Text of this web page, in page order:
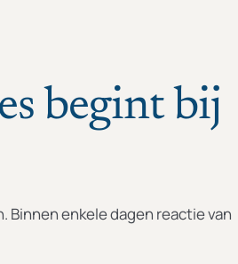
begint bij
Binnen enkele dagen reactie van